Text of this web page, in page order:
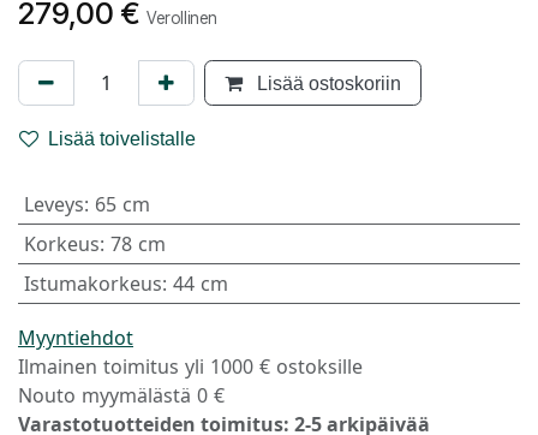
279,00 € Verollinen
Lisää ostoskoriin
Lisää toivelistalle
Leveys: 65 cm
Korkeus: 78 cm
Istumakorkeus: 44 cm
Myyntiehdot
Ilmainen toimitus yli 1000 € ostoksille
Nouto myymälästä 0 €
Varastotuotteiden toimitus: 2-5 arkipäivää